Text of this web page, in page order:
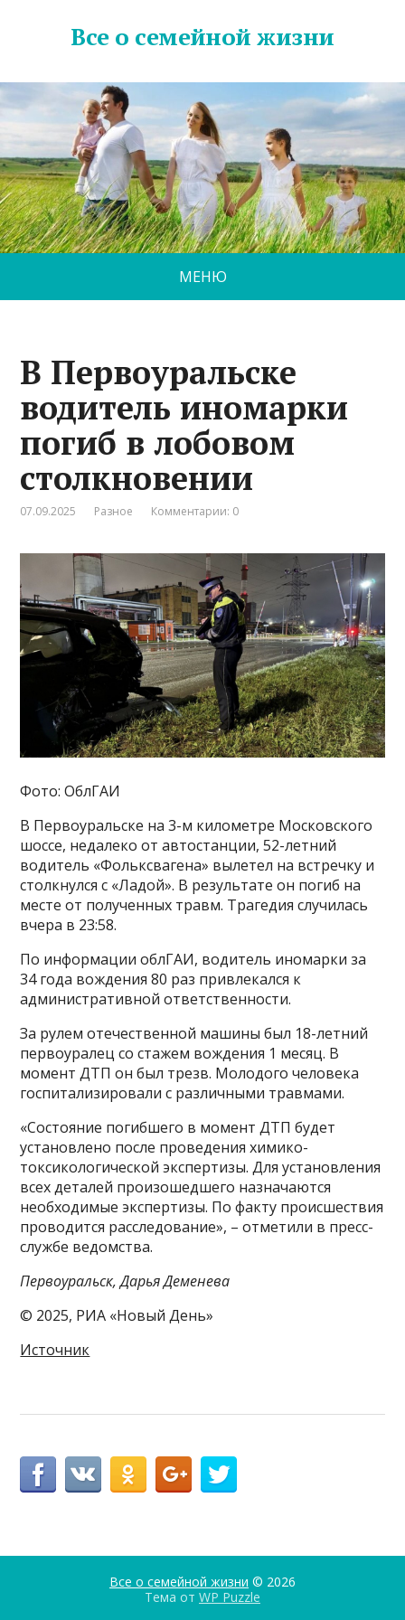
Все о семейной жизни
МЕНЮ
В Первоуральске
водитель иномарки
погиб в лобовом
столкновении
07.09.2025 Разное Комментарии: 0
Фото: ОблГАИ
В Первоуральске на 3-м километре Московского
шоссе, недалеко от автостанции, 52-летний
водитель «Фольксвагена» вылетел на встречку и
столкнулся с «Ладой». В результате он погиб на
месте от полученных травм. Трагедия случилась
вчера в 23:58.
По информации облГАИ, водитель иномарки за
34 года вождения 80 раз привлекался к
административной ответственности.
За рулем отечественной машины был 18-летний
первоуралец со стажем вождения 1 месяц. В
момент ДТП он был трезв. Молодого человека
госпитализировали с различными травмами.
«Состояние погибшего в момент ДТП будет
установлено после проведения химико-
токсикологической экспертизы. Для установления
всех деталей произошедшего назначаются
необходимые экспертизы. По факту происшествия
проводится расследование», – отметили в пресс-
службе ведомства.
Первоуральск, Дарья Деменева
© 2025, РИА «Новый День»
Источник
Все о семейной жизни © 2026
Тема от WP Puzzle